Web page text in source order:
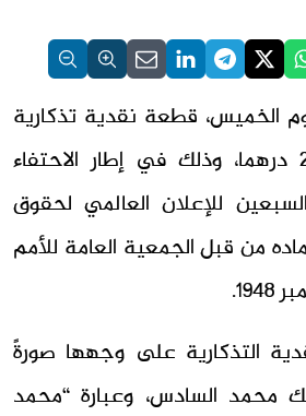
الخميس، قطعة نقدية تذكارية
فضية من فئة 250 درهما، وذلك في إطار الاحتفاء
للإعلان العالمي لحقوق
من قبل الجمعية العامة للأمم
التذكارية على وجهها صورةً
محمد السادس، وعبارة “محمد